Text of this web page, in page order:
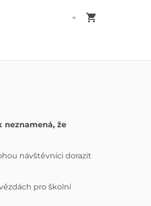
Košík
že
návštěvníci dorazit
pro školní